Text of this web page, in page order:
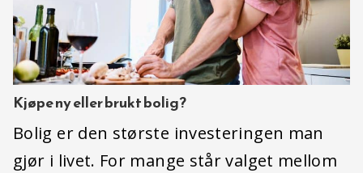
Kjøpe ny eller brukt bolig?
Bolig er den største investeringen man
gjør i livet. For mange står valget mellom